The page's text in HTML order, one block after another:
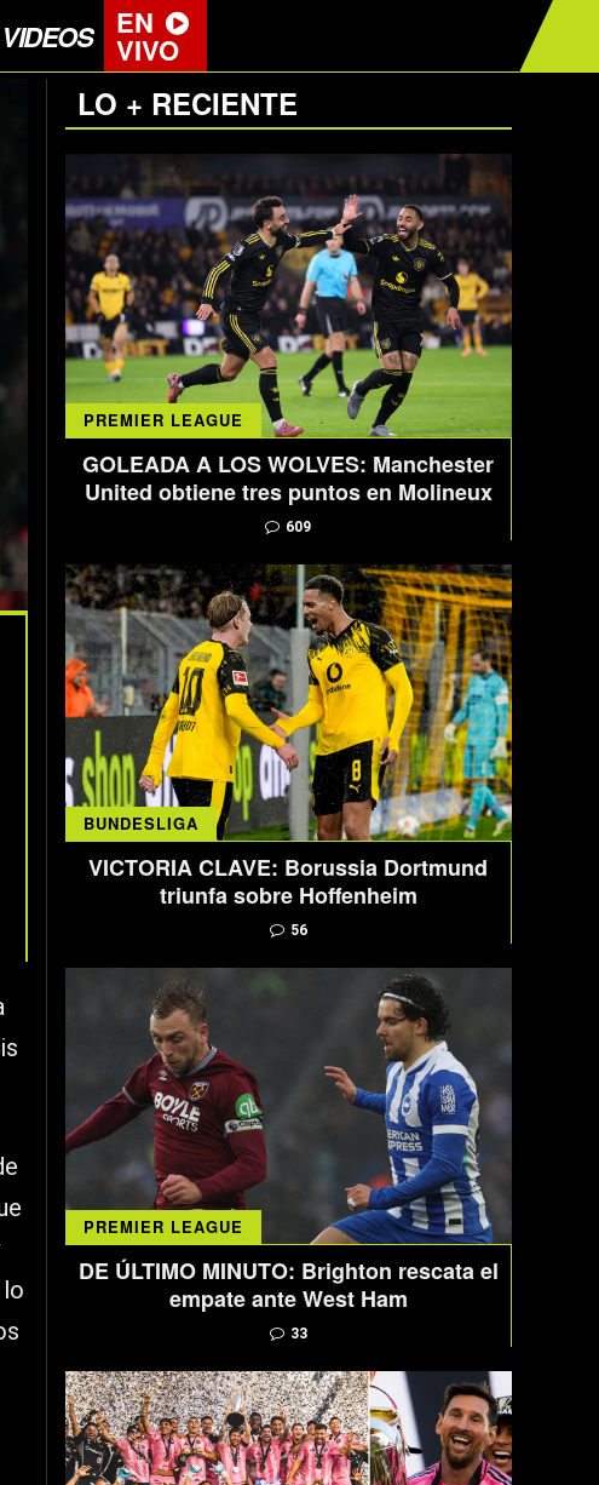
EN
VIVO
LO + RECIENTE
PREMIER LEAGUE
GOLEADA A LOS WOLVES: Manchester
United obtiene tres puntos en Molineux
609
BUNDESLIGA
VICTORIA CLAVE: Borussia Dortmund
triunfa sobre Hoffenheim
56
PREMIER LEAGUE
DE ÚLTIMO MINUTO: Brighton rescata el
empate ante West Ham
33